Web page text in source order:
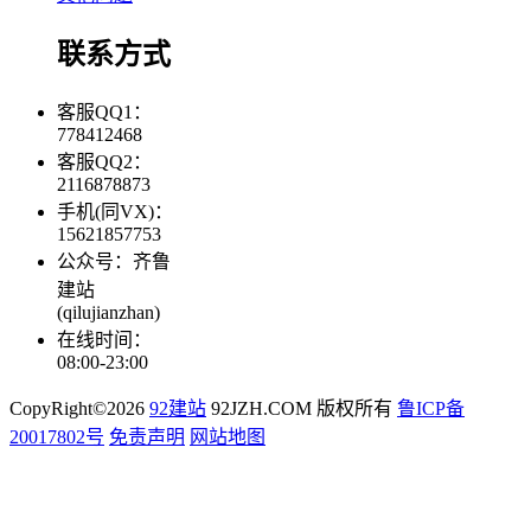
联系方式
客服QQ1：
778412468
客服QQ2：
2116878873
手机(同VX)：
15621857753
公众号：齐鲁
建站
(qilujianzhan)
在线时间：
08:00-23:00
CopyRight©2026 92建站 92JZH.COM 版权所有 鲁ICP备
20017802号 免责声明 网站地图